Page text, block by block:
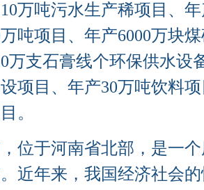
万吨污水生产稀项目、
吨项目、年产6000万块
万支石膏线个环保供水设
项目、年产30万吨饮料
。
于河南省北部，是一个
近年来，我国经济社会